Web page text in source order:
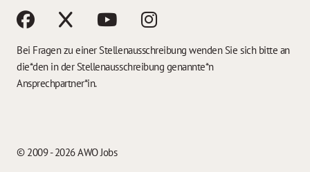
Bei Fragen zu einer Stellenausschreibung wenden Sie sich bitte an
die*den in der Stellenausschreibung genannte*n
Ansprechpartner*in.
© 2009 - 2026 AWO Jobs